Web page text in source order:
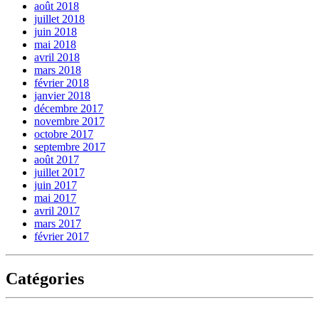
août 2018
juillet 2018
juin 2018
mai 2018
avril 2018
mars 2018
février 2018
janvier 2018
décembre 2017
novembre 2017
octobre 2017
septembre 2017
août 2017
juillet 2017
juin 2017
mai 2017
avril 2017
mars 2017
février 2017
Catégories